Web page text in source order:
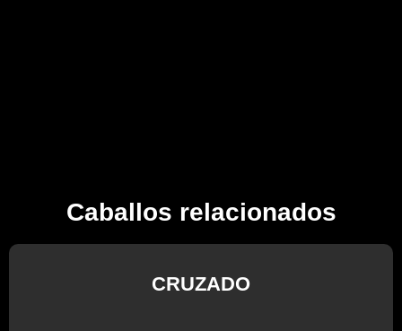
Caballos relacionados
CRUZADO